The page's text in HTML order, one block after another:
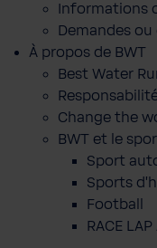
Informations
Demandes
À propos de BWT
Best Water
Change the
BWT et le
Sport
Sports
Football
RACE LAP